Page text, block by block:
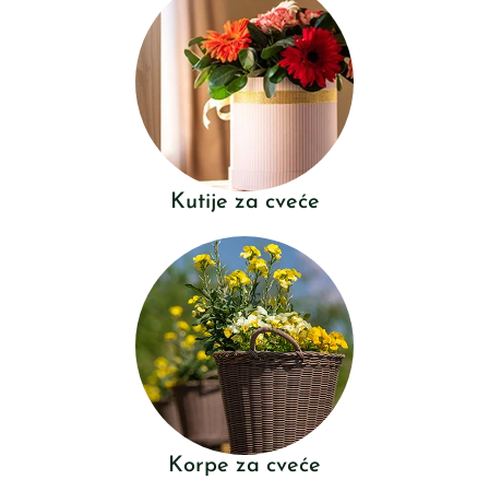
Kutije za cveće
Korpe za cveće